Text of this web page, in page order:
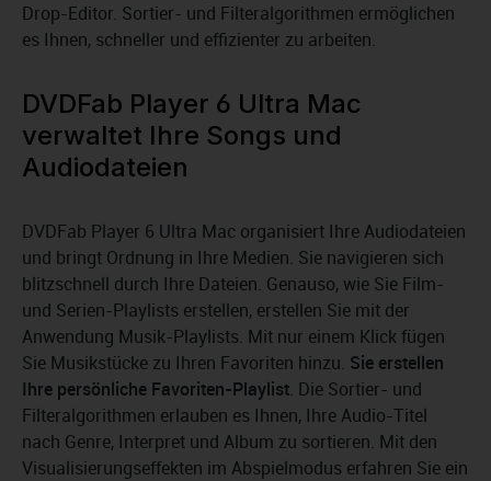
Drop-Editor. Sortier- und Filteralgorithmen ermöglichen
es Ihnen, schneller und effizienter zu arbeiten.
DVDFab Player 6 Ultra Mac
verwaltet Ihre Songs und
Audiodateien
DVDFab Player 6 Ultra Mac organisiert Ihre Audiodateien
und bringt Ordnung in Ihre Medien. Sie navigieren sich
blitzschnell durch Ihre Dateien. Genauso, wie Sie Film-
und Serien-Playlists erstellen, erstellen Sie mit der
Anwendung Musik-Playlists. Mit nur einem Klick fügen
Sie Musikstücke zu Ihren Favoriten hinzu. Sie erstellen
Ihre persönliche Favoriten-Playlist. Die Sortier- und
Filteralgorithmen erlauben es Ihnen, Ihre Audio-Titel
nach Genre, Interpret und Album zu sortieren. Mit den
Visualisierungseffekten im Abspielmodus erfahren Sie ein